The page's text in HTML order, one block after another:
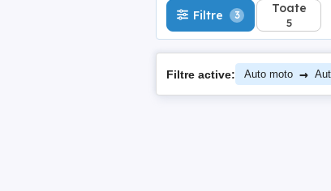
Filtre 3 Toate
5
Filtre active: Auto moto →